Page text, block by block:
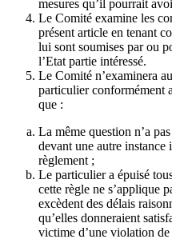
mesures qu’il pourrait
Le Comité examine les
présent article en tenant
lui sont soumises par ou
l’Etat partie intéressé.
Le Comité n’examinera
particulier conformément
que :
La même question n’a
devant une autre instance
règlement ;
Le particulier a épuisé
cette règle ne s’applique
excèdent des délais
qu’elles donneraient
victime d’une violation